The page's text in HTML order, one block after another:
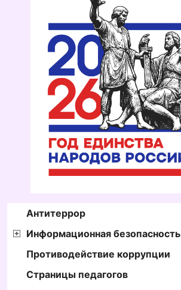
Антитеррор
Информационная безопасность
Противодействие коррупции
Страницы педагогов